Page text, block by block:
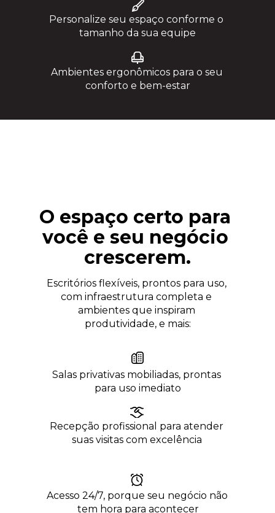
Personalize seu espaço conforme o
tamanho da sua equipe
Ambientes ergonômicos para o seu
conforto e bem-estar
O espaço certo para
você e seu negócio
crescerem.
Escritórios flexíveis, prontos para uso,
com infraestrutura completa e
ambientes que inspiram
produtividade, e mais:
Salas privativas mobiliadas, prontas
para uso imediato
Acesso 24/7, porque seu negócio não
tem hora para acontecer
Recepção profissional para atender
suas visitas com excelência